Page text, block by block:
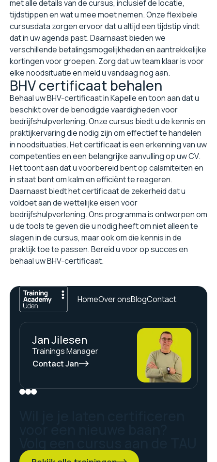
met alle details van de cursus, inclusief de locatie,
tijdstippen en wat u mee moet nemen. Onze flexibele
cursusdata zorgen ervoor dat u altijd een tijdstip vindt
dat in uw agenda past. Daarnaast bieden we
verschillende betalingsmogelijkheden en aantrekkelijke
kortingen voor groepen. Zorg dat uw team klaar is voor
elke noodsituatie en meld u vandaag nog aan.
BHV certificaat behalen
Behaal uw BHV-certificaat in Kapelle en toon aan dat u
beschikt over de benodigde vaardigheden voor
bedrijfshulpverlening. Onze cursus biedt u de kennis en
praktijkervaring die nodig zijn om effectief te handelen
in noodsituaties. Het certificaat is een erkenning van uw
competenties en een belangrijke aanvulling op uw CV.
Het toont aan dat u voorbereid bent op calamiteiten en
in staat bent om kalm en efficiënt te reageren.
Daarnaast biedt het certificaat de zekerheid dat u
voldoet aan de wettelijke eisen voor
bedrijfshulpverlening. Ons programma is ontworpen om
u de tools te geven die u nodig heeft om niet alleen te
slagen in de cursus, maar ook om die kennis in de
praktijk toe te passen. Bereid u voor op succes en
behaal uw BHV-certificaat.
HomeOver onsBlogContact
Jan Jilesen
Trainings Manager
Contact Jan